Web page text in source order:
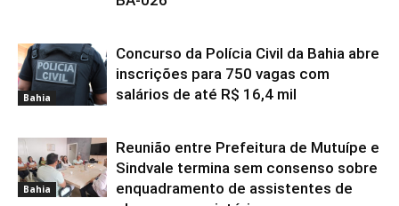
Bahia
Concurso da Polícia Civil da Bahia abre
inscrições para 750 vagas com
salários de até R$ 16,4 mil
Bahia
Reunião entre Prefeitura de Mutuípe e
Sindvale termina sem consenso sobre
enquadramento de assistentes de